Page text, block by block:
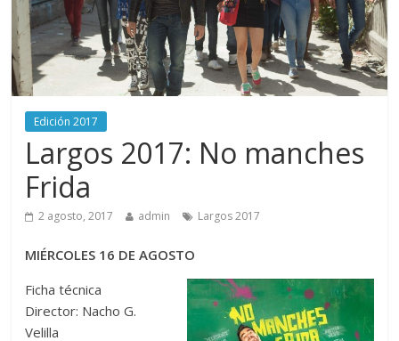
Edición 2017
Largos 2017: No manches
Frida
2 agosto, 2017 admin Largos 2017
MIÉRCOLES 16 DE AGOSTO
Ficha técnica
Director: Nacho G.
Velilla